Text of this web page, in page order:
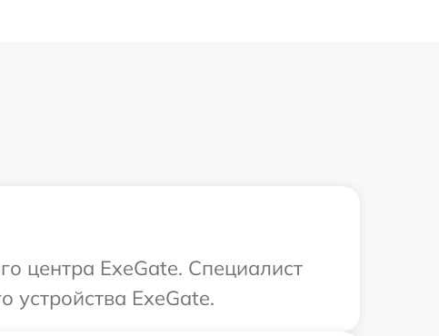
центра ExeGate. Специалист
устройства ExeGate.